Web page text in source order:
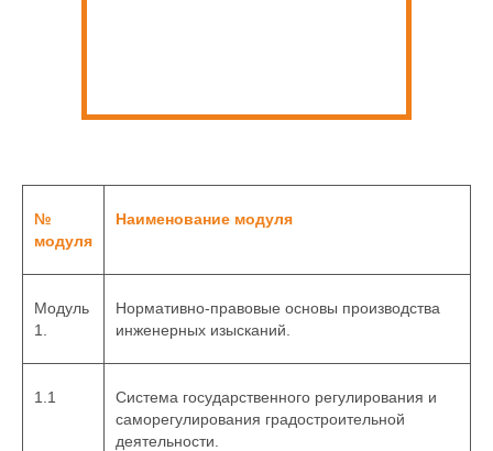
№
модуля
Наименование модуля
Модуль
1.
Нормативно-правовые основы производства
инженерных изысканий.
1.1
Система государственного регулирования и
саморегулирования градостроительной
деятельности.